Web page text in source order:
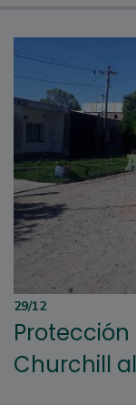
29/12
Protección
Churchill